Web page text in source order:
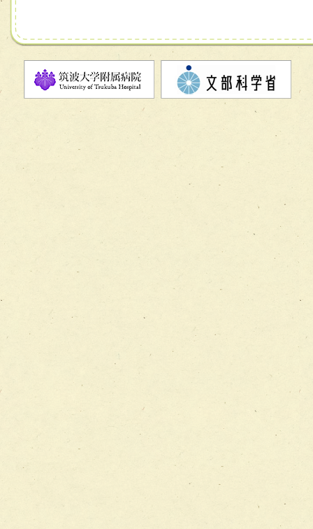
チーム07【病院職員に対する院内感染対策教育チーム】
チーム08【地域関係機関と連携した小児リハビリテーショ
チーム】
チーム09【術前から始める周術期リハビリテーションチー
チーム10【包括的リハビリテーションコンサルテーション
チーム13【非がんに対する緩和ケアチーム】